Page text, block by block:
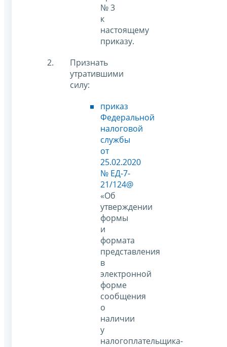
№ 3
к
настоящему
приказу.
Признать
утратившими
силу:
приказ
Федеральной
налоговой
службы
от
25.02.2020
№ ЕД-7-
21/124@
«Об
утверждении
формы
и
формата
представления
в
электронной
форме
сообщения
о
наличии
у
налогоплательщика-